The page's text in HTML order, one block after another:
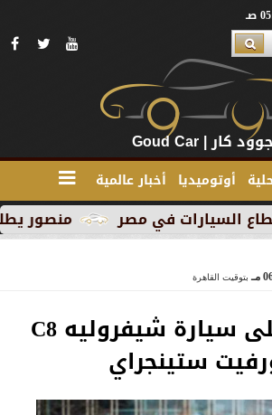
صـ
جوود كار | Goud Car
أوتوميديا أخبار عالمية
منصور يطلق MG RX9 PHEV الجديدة كليًا في السوق المصري كأول سيارة Plug-in Hybrid من العلامة
مـ بتوقيت القاهرة
تعديلات على سيارة شيفروليه C8
ستينجراي